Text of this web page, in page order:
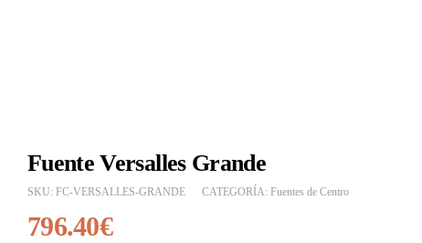
Fuente Versalles Grande
SKU: FC-VERSALLES-GRANDE CATEGORÍA: Fuentes de Centro
796.40€